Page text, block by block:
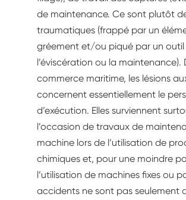
de maintenance. Ce sont plutôt
traumatiques (frappé par un
gréement et/ou piqué par un outil
l’éviscération ou la maintenance).
commerce maritime, les lésions
concernent essentiellement le
d’exécution. Elles surviennent
l’occasion de travaux de
machine lors de l’utilisation de
chimiques et, pour une moindre
l’utilisation de machines fixes ou
accidents ne sont pas seulement